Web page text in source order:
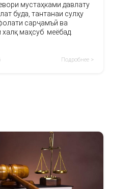
мустаҳками давлату
буда, тантанаи сулҳу
сарҷамъӣ ва
халқ маҳсуб меёбад.
Подробнее >